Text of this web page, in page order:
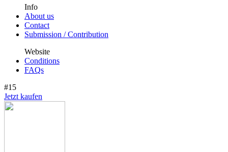
Info
About us
Contact
Submission / Contribution
Website
Conditions
FAQs
#15
Jetzt kaufen